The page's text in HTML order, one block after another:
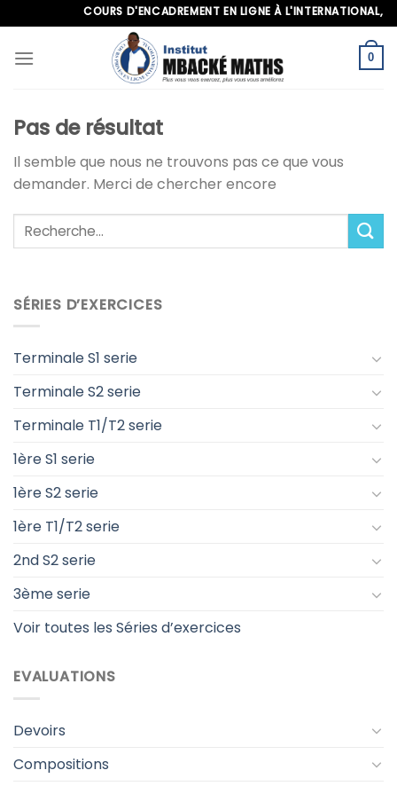
to
content
COURS D'ENCADREMENT EN LIGNE À L'INTERNATIONAL,
0
SÉRIES D’EXERCICES
Terminale S1 serie
Terminale S2 serie
Terminale T1/T2 serie
1ère S1 serie
1ère S2 serie
1ère T1/T2 serie
2nd S2 serie
3ème serie
Voir toutes les Séries d’exercices
EVALUATIONS
Devoirs
Compositions
Pas de résultat
Il semble que nous ne trouvons pas ce que vous
demander. Merci de chercher encore